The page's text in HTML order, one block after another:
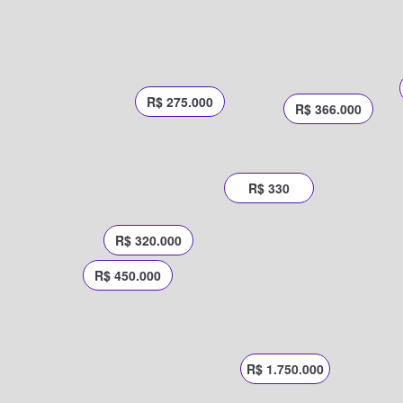
R$ 366.000
R$ 450.000
R$ 1.750.000
R$ 320.000
R$ 330
R$ 275.000